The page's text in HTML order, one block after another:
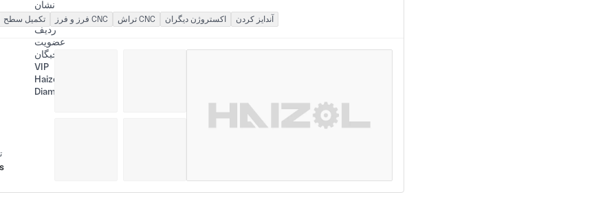
تکمیل سطح فرز و فرز CNC تراش CNC اکستروژن دیگران آندایز کردن